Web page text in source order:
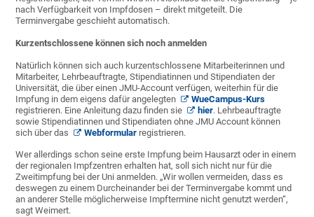
nach Verfügbarkeit von Impfdosen – direkt mitgeteilt. Die
Terminvergabe geschieht automatisch.
Kurzentschlossene können sich noch anmelden
Natürlich können sich auch kurzentschlossene Mitarbeiterinnen und
Mitarbeiter, Lehrbeauftragte, Stipendiatinnen und Stipendiaten der
Universität, die über einen JMU-Account verfügen, weiterhin für die
Impfung in dem eigens dafür angelegten
WueCampus-Kurs
registrieren. Eine Anleitung dazu finden sie
hier. Lehrbeauftragte
sowie Stipendiatinnen und Stipendiaten ohne JMU Account können
sich über das
Webformular registrieren.
Wer allerdings schon seine erste Impfung beim Hausarzt oder in einem
der regionalen Impfzentren erhalten hat, soll sich nicht nur für die
Zweitimpfung bei der Uni anmelden. „Wir wollen vermeiden, dass es
deswegen zu einem Durcheinander bei der Terminvergabe kommt und
an anderer Stelle möglicherweise Impftermine nicht genutzt werden“,
sagt Weimert.